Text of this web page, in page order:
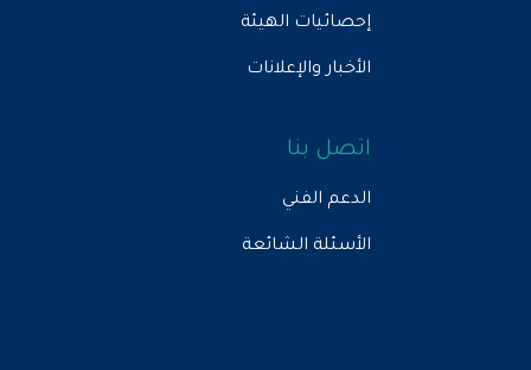
إحصائيات الهيئة
الأخبار والإعلانات
اتصل بنا
الدعم الفني
الأسئلة الشائعة